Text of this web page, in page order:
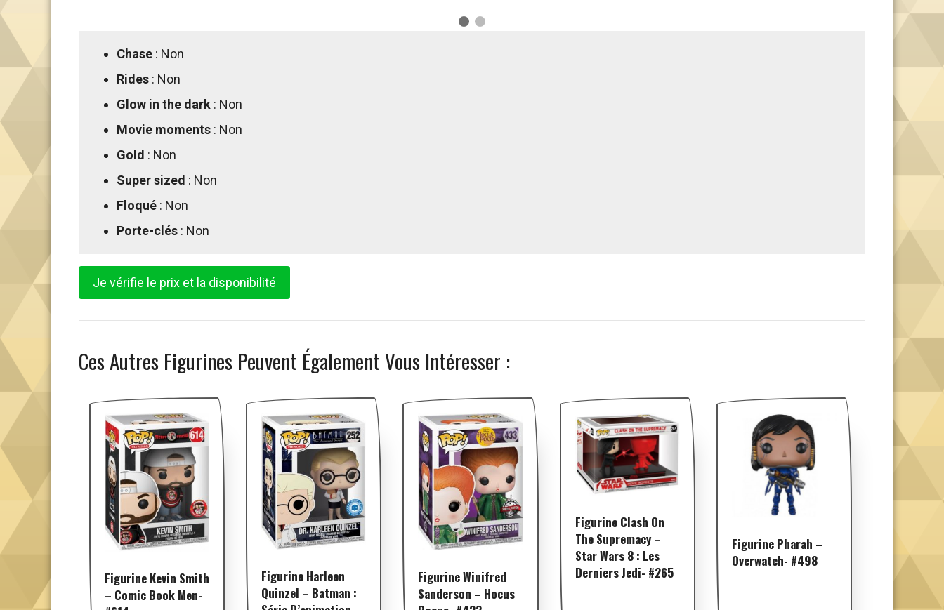
Chase : Non
Rides : Non
Glow in the dark : Non
Movie moments : Non
Gold : Non
Super sized : Non
Floqué : Non
Porte-clés : Non
Je vérifie le prix et la disponibilité
Ces Autres Figurines Peuvent Également Vous Intéresser :
Figurine Kevin Smith
– Comic Book Men-
Figurine Harleen
Quinzel – Batman :
Figurine Winifred
Sanderson – Hocus
Figurine Clash On
The Supremacy –
Star Wars 8 : Les
Derniers Jedi- #265
Figurine Pharah –
Overwatch- #498